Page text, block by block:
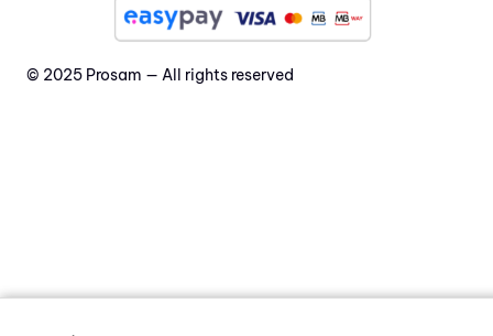
© 2025 Prosam — All rights reserved